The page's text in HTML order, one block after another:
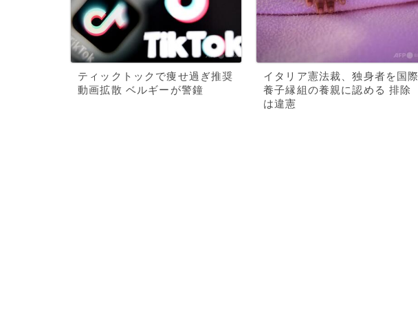
ティックトックで痩せ過ぎ推奨
動画拡散 ベルギーが警鐘
イタリア憲法裁、独身者を国際
養子縁組の養親に認める 排除
は違憲